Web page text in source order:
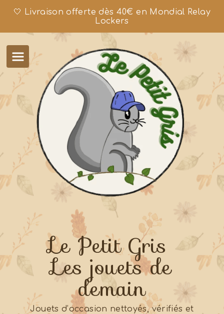
🤍 Livraison offerte dès 40€ en Mondial Relay
Lockers
Le Petit Gris
Les jouets de
demain
Jouets d’occasion nettoyés, vérifiés et